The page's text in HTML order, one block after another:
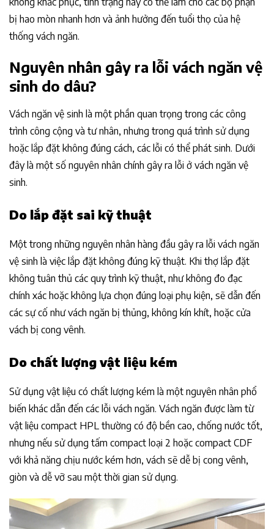
bị hao mòn nhanh hơn và ảnh hưởng đến tuổi thọ của hệ
thống vách ngăn.
Nguyên nhân gây ra lỗi vách ngăn vệ
sinh do dâu?
Vách ngăn vệ sinh là một phần quan trọng trong các công
trình công cộng và tư nhân, nhưng trong quá trình sử dụng
hoặc lắp đặt không đúng cách, các lỗi có thể phát sinh. Dưới
đây là một số nguyên nhân chính gây ra lỗi ở vách ngăn vệ
sinh.
Do lắp đặt sai kỹ thuật
Một trong những nguyên nhân hàng đầu gây ra lỗi vách ngăn
vệ sinh là việc lắp đặt không đúng kỹ thuật. Khi thợ lắp đặt
không tuân thủ các quy trình kỹ thuật, như không đo đạc
chính xác hoặc không lựa chọn đúng loại phụ kiện, sẽ dẫn đến
các sự cố như vách ngăn bị thủng, không kín khít, hoặc cửa
vách bị cong vênh.
Do chất lượng vật liệu kém
Sử dụng vật liệu có chất lượng kém là một nguyên nhân phổ
biến khác dẫn đến các lỗi vách ngăn. Vách ngăn được làm từ
vật liệu compact HPL thường có độ bền cao, chống nước tốt,
nhưng nếu sử dụng tấm compact loại 2 hoặc compact CDF
với khả năng chịu nước kém hơn, vách sẽ dễ bị cong vênh,
giòn và dễ vỡ sau một thời gian sử dụng.